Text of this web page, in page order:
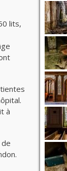
lits,
à